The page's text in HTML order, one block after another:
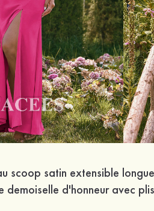
scoop satin extensible
demoiselle d'honneur avec